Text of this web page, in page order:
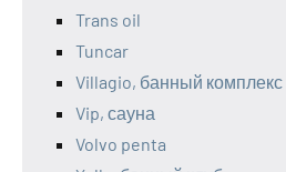
Trans oil
Tuncar
Villagio, банный комплекс
Vip, сауна
Volvo penta